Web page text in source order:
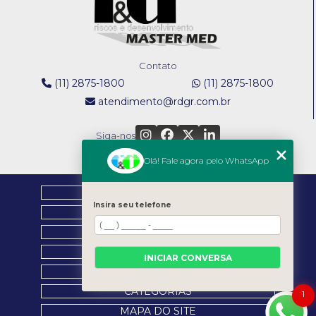
VOCÊ PRECISA SABER
SEGURANÇA EM MÁQUINAS
Contato
(11) 2875-1800
(11) 2875-1800
atendimento@rdgr.com.br
Siga-nos
EMPRESA
NOSSOS SERVIÇOS
BLOG
CONTATO
CATEGORIAS
MAPA DO SITE
1
Olá! Fale agora pelo WhatsApp
Insira seu telefone
INICIAR CONVERSA